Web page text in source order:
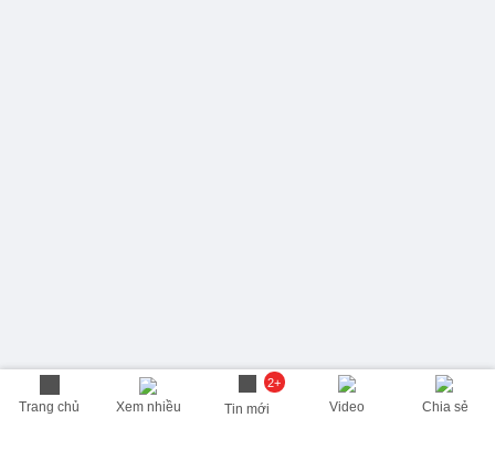
Trang chủ Xem nhiều
2+
Tin mới Video Chia sẻ